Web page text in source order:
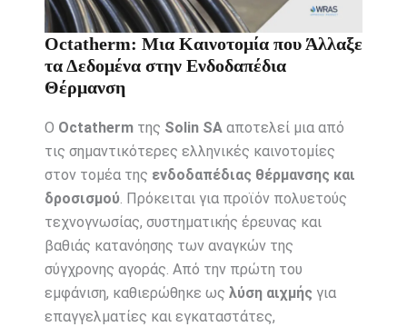
Octatherm: Μια Καινοτομία που Άλλαξε
τα Δεδομένα στην Ενδοδαπέδια
Θέρμανση
Ο Octathermτης Solin SAαποτελεί μια από
τις σημαντικότερες ελληνικές καινοτομίες
στον τομέα της ενδοδαπέδιας θέρμανσης και
δροσισμού. Πρόκειται για προϊόν πολυετούς
τεχνογνωσίας, συστηματικής έρευνας και
βαθιάς κατανόησης των αναγκών της
σύγχρονης αγοράς. Από την πρώτη του
εμφάνιση, καθιερώθηκε ως λύση αιχμής για
επαγγελματίες και εγκαταστάτες,